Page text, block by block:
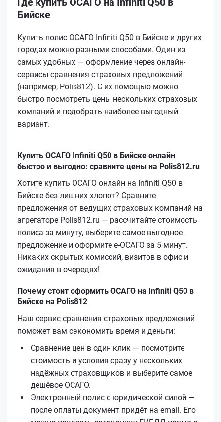
Бийске
Купить полис ОСАГО Infiniti Q50 в Бийске и других
городах можно разными способами. Один из
самых удобных — оформление через онлайн-
сервисы сравнения страховых предложений
(например, Polis812). С их помощью можно
быстро посмотреть цены нескольких страховых
компаний и подобрать наиболее выгодный
вариант.
Купить ОСАГО Infiniti Q50 в Бийске онлайн
быстро и выгодно: сравните цены на Polis812.ru
Хотите купить ОСАГО онлайн на Infiniti Q50 в
Бийске без лишних хлопот? Сравните
предложения от ведущих страховых компаний на
агрегаторе Polis812.ru — рассчитайте стоимость
полиса за минуту, выберите самое выгодное
предложение и оформите е‑ОСАГО за 5 минут.
Никаких скрытых комиссий, визитов в офис и
ожидания в очередях!
Почему стоит оформить ОСАГО на Infiniti Q50 в
Бийске на Polis812
Наш сервис сравнения страховых предложений
поможет вам сэкономить время и деньги:
Сравнение цен в один клик — посмотрите
стоимость и условия сразу у нескольких
надёжных страховщиков и выберите самое
дешёвое ОСАГО.
Электронный полис с юридической силой —
после оплаты документ придёт на email. Его